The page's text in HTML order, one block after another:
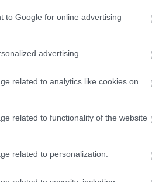
to Google for online advertising
advertising.
related to analytics like cookies on
related to functionality of the website
related to personalization.
είναι ότι το υπ’
απάντησαν με σαφήνεια